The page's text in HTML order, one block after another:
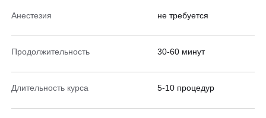
Анестезия не требуется
Продолжительность 30-60 минут
Длительность курса 5-10 процедур